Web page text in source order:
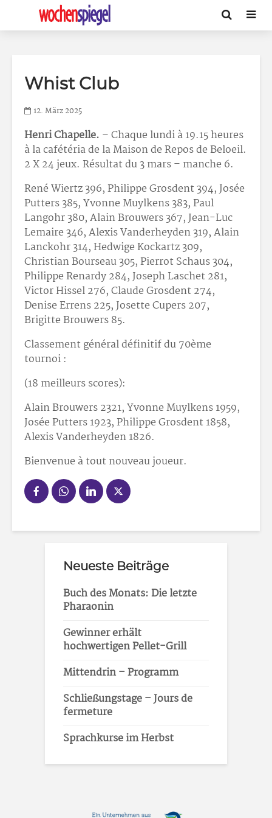
Whist Club
12. März 2025
Henri Chapelle. – Chaque lundi à 19.15 heures
à la cafétéria de la Maison de Repos de Beloeil.
2 X 24 jeux. Résultat du 3 mars – manche 6.
René Wiertz 396, Philippe Grosdent 394, Josée
Putters 385, Yvonne Muylkens 383, Paul
Langohr 380, Alain Brouwers 367, Jean-Luc
Lemaire 346, Alexis Vanderheyden 319, Alain
Lanckohr 314, Hedwige Kockartz 309,
Christian Bourseau 305, Pierrot Schaus 304,
Philippe Renardy 284, Joseph Laschet 281,
Victor Hissel 276, Claude Grosdent 274,
Denise Errens 225, Josette Cupers 207,
Brigitte Brouwers 85.
Classement général définitif du 70ème
tournoi :
(18 meilleurs scores):
Alain Brouwers 2321, Yvonne Muylkens 1959,
Josée Putters 1923, Philippe Grosdent 1858,
Alexis Vanderheyden 1826.
Bienvenue à tout nouveau joueur.
Neueste Beiträge
Buch des Monats: Die letzte
Pharaonin
Gewinner erhält
hochwertigen Pellet-Grill
Mittendrin – Programm
Schließungstage – Jours de
fermeture
Sprachkurse im Herbst